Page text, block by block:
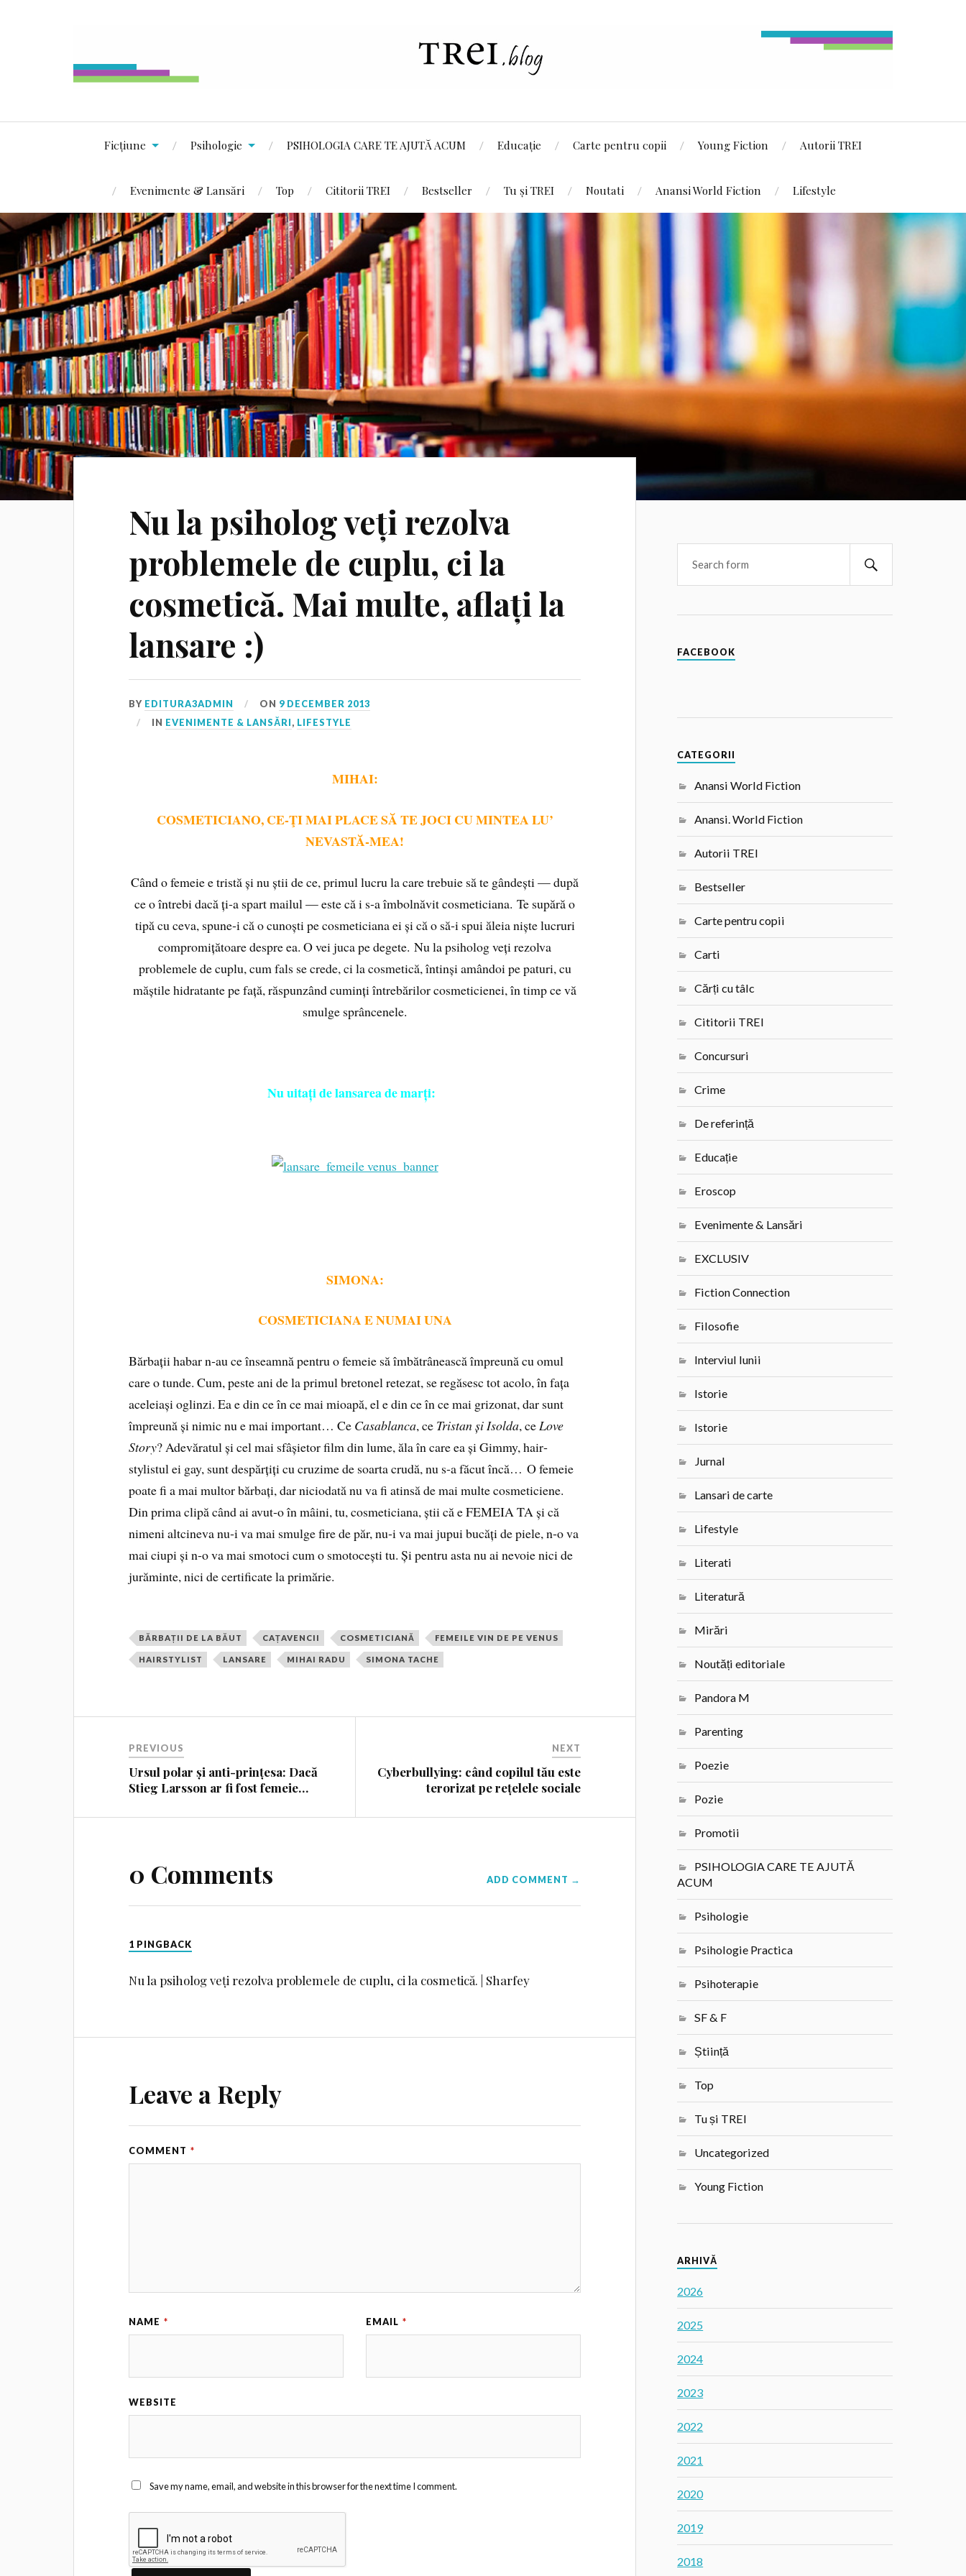
Ficțiune Psihologie PSIHOLOGIA CARE TE AJUTĂ ACUM Educație Carte pentru copii Young Fiction Autorii TREI
Evenimente & Lansări Top Cititorii TREI Bestseller Tu și TREI Noutati Anansi World Fiction Lifestyle
Nu la psiholog veți rezolva
problemele de cuplu, ci la
cosmetică. Mai multe, aflați la
lansare :)
BY EDITURA3ADMIN ON 9 DECEMBER 2013
IN EVENIMENTE & LANSĂRI, LIFESTYLE
MIHAI:
COSMETICIANO, CE‑ŢI MAI PLACE SĂ TE JOCI CU MINTEA LU’
NEVASTĂ‑MEA!
Când o femeie e tristă și nu știi de ce, primul lucru la care trebuie să te gândești — după
ce o întrebi dacă ți‑a spart mailul — este că i s‑a îmbolnăvit cosmeticiana. Te supără o
tipă cu ceva, spune‑i că o cunoști pe cosme­ticiana ei și că o să‑i spui ăleia niște lucruri
compromițătoare despre ea. O vei juca pe degete. Nu la psiholog veți rezolva
problemele de cuplu, cum fals se crede, ci la cosmetică, întinși amândoi pe paturi, cu
măștile hidratante pe față, răspunzând cuminți întrebărilor cosmeticie­nei, în timp ce vă
smulge sprâncenele.
Nu uitați de lansarea de marți:
SIMONA:
COSMETICIANA E NUMAI UNA
Bărbații habar n‑au ce înseamnă pentru o femeie să îmbă­trânească împreună cu omul
care o tunde. Cum, peste ani de la primul bretonel retezat, se regăsesc tot acolo, în fața
aceleiași oglinzi. Ea e din ce în ce mai mioapă, el e din ce în ce mai grizonat, dar sunt
împreună și nimic nu e mai important… Ce Casablanca, ce Tristan și Isolda, ceLove
Story? Adevăratul și cel mai sfâșietor film din lume, ăla în care ea și Gimmy, hair­
stylistul ei gay, sunt despărțiți cu cruzime de soarta crudă, nu s‑a făcut încă… O femeie
poate fi a mai multor bărbați, dar niciodată nu va fi atinsă de mai multe cosmeticiene.
Din prima clipă când ai avut‑o în mâini, tu, cosmeticiana, știi că e FEMEIA TA și că
nimeni altcineva nu‑i va mai smulge fire de păr, nu‑i va mai jupui bucăți de piele, n‑o va
mai ciupi și n‑o va mai smotoci cum o smotocești tu. Și pentru asta nu ai nevoie nici de
jură­minte, nici de certificate la primărie.
BĂRBAȚII DE LA BĂUT CAȚAVENCII COSMETICIANĂ FEMEILE VIN DE PE VENUS
HAIRSTYLIST LANSARE MIHAI RADU SIMONA TACHE
PREVIOUS
Ursul polar și anti-prințesa: Dacă
Stieg Larsson ar fi fost femeie…
NEXT
Cyberbullying: când copilul tău este
terorizat pe rețelele sociale
0 Comments ADD COMMENT →
1 PINGBACK
Nu la psiholog veți rezolva problemele de cuplu, ci la cosmetică. | Sharfey
Leave a Reply
COMMENT *
NAME * EMAIL *
WEBSITE
Save my name, email, and website in this browser for the next time I comment.
FACEBOOK
CATEGORII
Anansi World Fiction
Anansi. World Fiction
Autorii TREI
Bestseller
Carte pentru copii
Carti
Cărți cu tâlc
Cititorii TREI
Concursuri
Crime
De referință
Educație
Eroscop
Evenimente & Lansări
EXCLUSIV
Fiction Connection
Filosofie
Interviul lunii
Istorie
Istorie
Jurnal
Lansari de carte
Lifestyle
Literati
Literatură
Mirări
Noutăți editoriale
Pandora M
Parenting
Poezie
Pozie
Promotii
PSIHOLOGIA CARE TE AJUTĂ
ACUM
Psihologie
Psihologie Practica
Psihoterapie
SF & F
Știință
Top
Tu și TREI
Uncategorized
Young Fiction
ARHIVĂ
2026
2025
2024
2023
2022
2021
2020
2019
2018